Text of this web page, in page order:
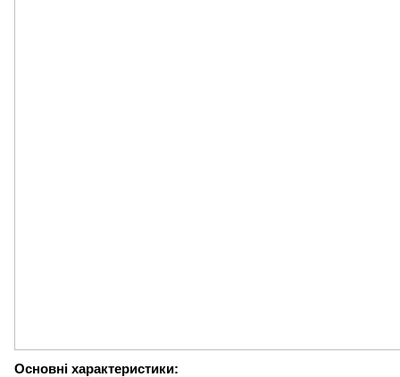
Основні характеристики: